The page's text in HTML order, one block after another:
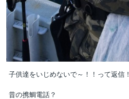
子供達をいじめないで～！！って返信！
昔の携鯛電話？